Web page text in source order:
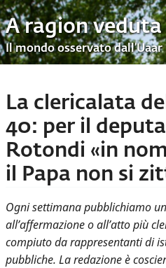
A ragion veduta
Il mondo osservato dall’Uaar
La clericalata
40: per il
Rotondi «in
il Papa non si
Ogni settimana pubblichiamo
all’affermazione o all’atto più
compiuto da rappresentanti di
pubbliche. La redazione è